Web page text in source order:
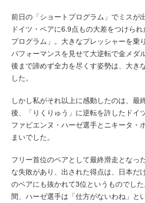
前日の「ショートプログラム」でミスが
ドイツ・ペアに6.9点もの大差をつけら
プログラム」。大きなプレッシャーを乗
パフォーマンスを見せて大逆転で金メダ
後まで諦めず全力を尽くす姿勢は、大き
した。
しかし私がそれ以上に感動したのは、最
後、「りくりゅう」に逆転を許したドイ
ファビエンヌ・ハーゼ選手とニキータ・
まいでした。
フリー首位のペアとして最終滑走となっ
な失敗があり、出された得点は、日本だ
のペアにも抜かれて3位というものでし
間、ハーゼ選手は「仕方がないわね」と